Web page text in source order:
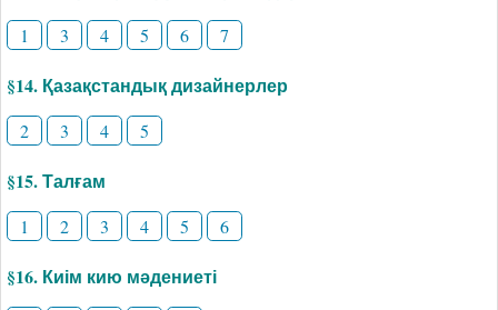
1 3 4 5 6 7
§14. Қазақстандық дизайнерлер
2 3 4 5
§15. Талғам
1 2 3 4 5 6
§16. Киім кию мәдениеті